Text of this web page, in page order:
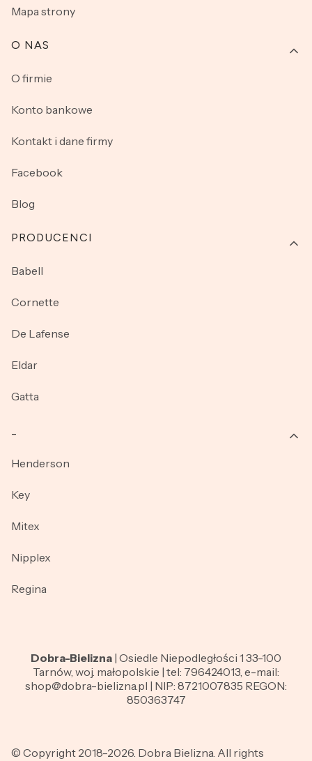
Mapa strony
O NAS
O firmie
Konto bankowe
Kontakt i dane firmy
Facebook
Blog
PRODUCENCI
Babell
Cornette
De Lafense
Eldar
Gatta
Henderson
Key
Mitex
Nipplex
Regina
Dobra-Bielizna | Osiedle Niepodległości 1 33-100
Tarnów, woj. małopolskie | tel: 796424013, e-mail:
shop@dobra-bielizna.pl | NIP: 8721007835 REGON:
850363747
© Copyright 2018-2026. Dobra Bielizna. All rights